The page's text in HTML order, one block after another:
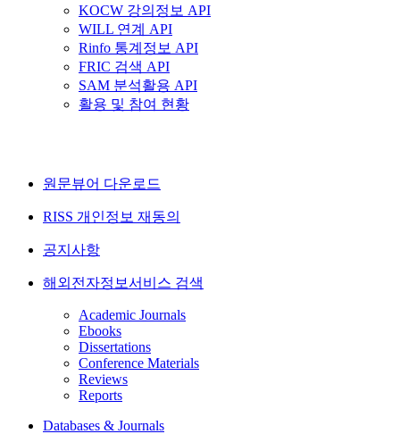
KOCW 강의정보 API
WILL 연계 API
Rinfo 통계정보 API
FRIC 검색 API
SAM 분석활용 API
활용 및 참여 현황
원문뷰어 다운로드
RISS 개인정보 재동의
공지사항
해외전자정보서비스 검색
Academic Journals
Ebooks
Dissertations
Conference Materials
Reviews
Reports
Databases & Journals